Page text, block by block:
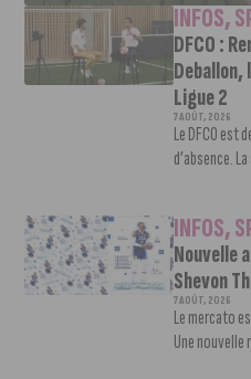
INFOS,
DFCO :
Deballon,
Ligue 2
7 AOÛT, 2026
Le DFCO est
d’absence.
INFOS,
Nouvelle
Shevon
7 AOÛT, 2026
Le mercato
Une nouvelle